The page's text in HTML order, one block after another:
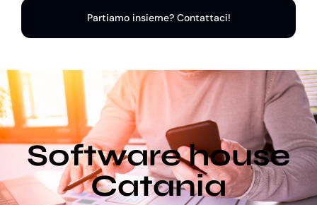
Home
Soluzioni
Chi Siamo
Partiamo insieme? Contattaci!
Software house
Catania